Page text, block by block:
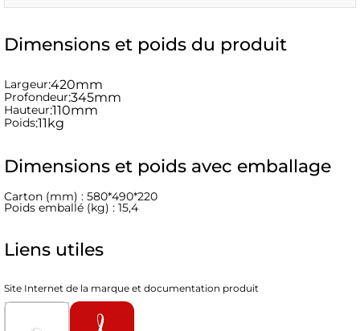
Dimensions et poids du produit
Largeur:420mm
Profondeur:345mm
Hauteur:110mm
Poids:11kg
Dimensions et poids avec emballage
Carton (mm) : 580*490*220
Poids emballé (kg) : 15,4
Liens utiles
Site Internet de la marque et documentation produit